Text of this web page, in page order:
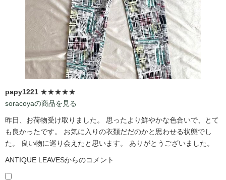
papy1221 ★★★★★
soracoyaの商品を見る
昨日、お荷物受け取りました。 思ったより鮮やかな色合いで、とて
も良かったです。 お気に入りの衣類だだのかと思わせる状態でし
た。 良い物に巡り会えたと思います。 ありがとうございました。
ANTIQUE LEAVESからのコメント